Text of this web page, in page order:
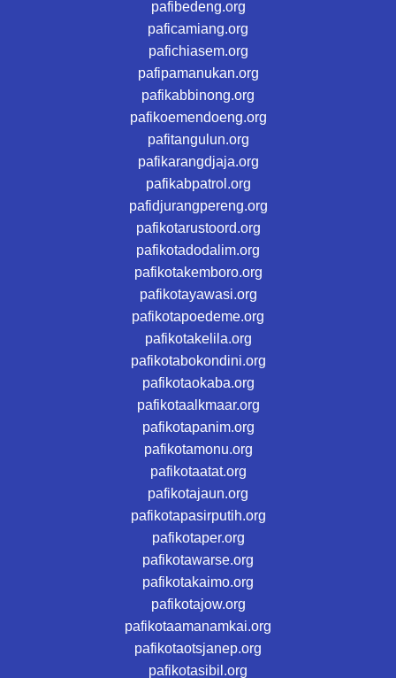
pafibedeng.org
paficamiang.org
pafichiasem.org
pafipamanukan.org
pafikabbinong.org
pafikoemendoeng.org
pafitangulun.org
pafikarangdjaja.org
pafikabpatrol.org
pafidjurangpereng.org
pafikotarustoord.org
pafikotadodalim.org
pafikotakemboro.org
pafikotayawasi.org
pafikotapoedeme.org
pafikotakelila.org
pafikotabokondini.org
pafikotaokaba.org
pafikotaalkmaar.org
pafikotapanim.org
pafikotamonu.org
pafikotaatat.org
pafikotajaun.org
pafikotapasirputih.org
pafikotaper.org
pafikotawarse.org
pafikotakaimo.org
pafikotajow.org
pafikotaamanamkai.org
pafikotaotsjanep.org
pafikotasibil.org